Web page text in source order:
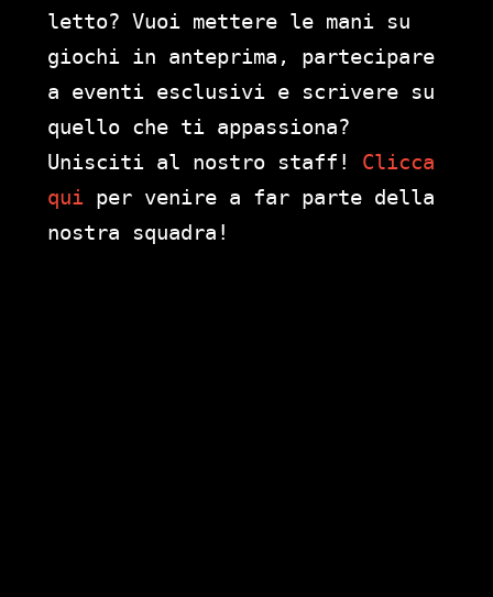
letto? Vuoi mettere le mani su
giochi in anteprima, partecipare
a eventi esclusivi e scrivere su
quello che ti appassiona?
Unisciti al nostro staff! Clicca
qui per venire a far parte della
nostra squadra!